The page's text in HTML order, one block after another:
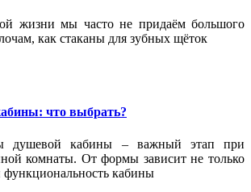
жизни мы часто не придаём большого
как стаканы для зубных щёток
что выбрать?
душевой кабины – важный этап при
комнаты. От формы зависит не только
кабины